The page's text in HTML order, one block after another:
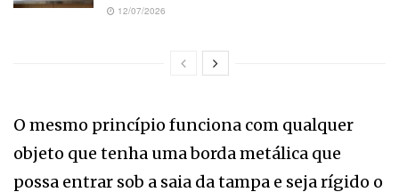
12/07/2026
O mesmo princípio funciona com qualquer
objeto que tenha uma borda metálica que
possa entrar sob a saia da tampa e seja rígido o